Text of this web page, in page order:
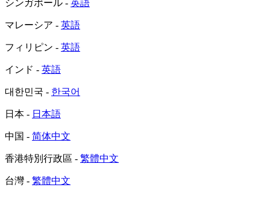
シンガポール - 英語
マレーシア - 英語
フィリピン - 英語
インド - 英語
대한민국 - 한국어
日本 - 日本語
中国 - 简体中文
香港特別行政區 - 繁體中文
台灣 - 繁體中文